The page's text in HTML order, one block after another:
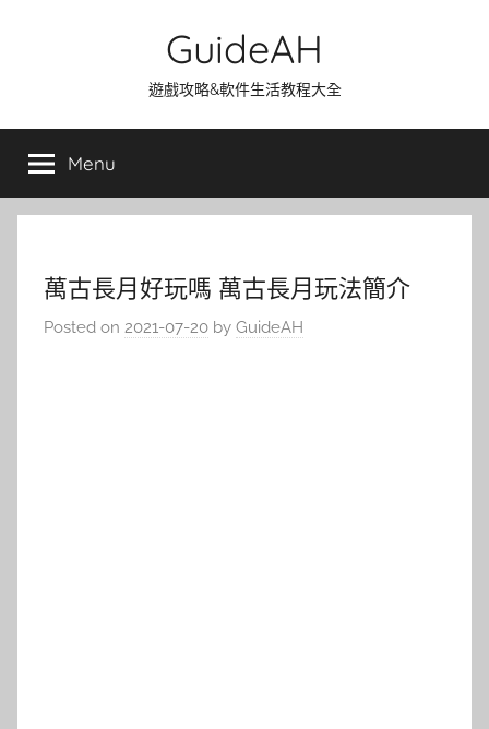
GuideAH
遊戲攻略&軟件生活教程大全
Menu
萬古長月好玩嗎 萬古長月玩法簡介
Posted on 2021-07-20 by GuideAH